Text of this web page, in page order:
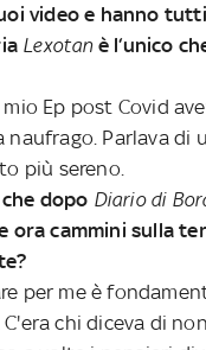
video e hanno
Lexotanè l‘unico
Ep post Covid
naufrago. Parlava di
più sereno.
dopo Diario di
cammini sulla
per me è
chi diceva di